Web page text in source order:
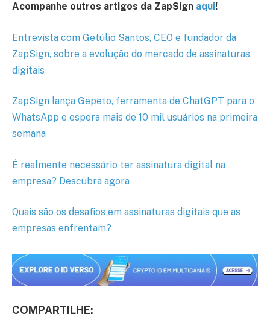
Acompanhe outros artigos da ZapSign aqui!
Entrevista com Getúlio Santos, CEO e fundador da
ZapSign, sobre a evolução do mercado de assinaturas
digitais
ZapSign lança Gepeto, ferramenta de ChatGPT para o
WhatsApp e espera mais de 10 mil usuários na primeira
semana
É realmente necessário ter assinatura digital na
empresa? Descubra agora
Quais são os desafios em assinaturas digitais que as
empresas enfrentam?
COMPARTILHE: